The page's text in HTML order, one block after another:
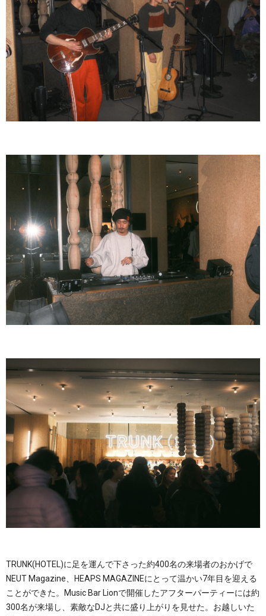
TRUNK(HOTEL)に足を運んで下さった約400名の来場者のおかげで
NEUT Magazine、HEAPS MAGAZINEにとって温かい7年目を迎える
ことができた。Music Bar Lionで開催したアフターパーティーには約
300名が来場し、素敵なDJと共に盛り上がりを見せた。お越しいた